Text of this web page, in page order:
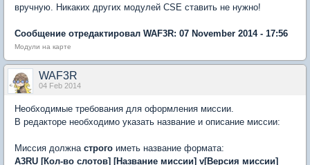
вручную. Никаких других модулей CSE ставить не нужно!
Сообщение отредактировал WAF3R: 07 November 2014 - 17:56
Модули на карте
WAF3R
04 Feb 2014
Необходимые требования для оформления миссии.
В редакторе необходимо указать название и описание миссии:
Миссия должна строго иметь название формата:
A3RU [Кол-во слотов] [Название миссии] v[Версия миссии]